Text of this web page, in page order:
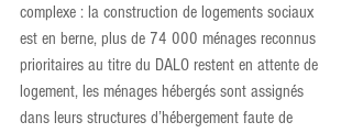
complexe : la construction de logements sociaux
est en berne, plus de 74 000 ménages reconnus
prioritaires au titre du DALO restent en attente de
logement, les ménages hébergés sont assignés
dans leurs structures d’hébergement faute de